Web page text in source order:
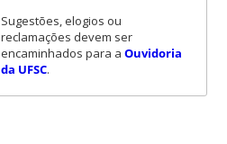
Sugestões, elogios ou
reclamações devem ser
encaminhados para a Ouvidoria
da UFSC.